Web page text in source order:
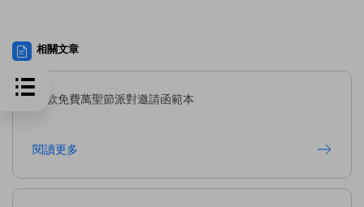
相關文章
10 款免費萬聖節派對邀請函範本
閱讀更多